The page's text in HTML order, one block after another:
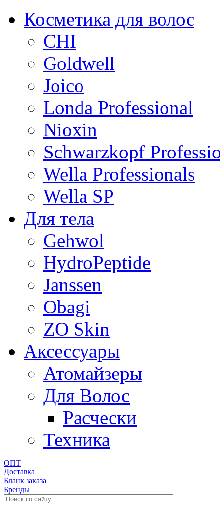
Косметика для волос
CHI
Goldwell
Joico
Londa Professional
Nioxin
Schwarzkopf
Wella Professionals
Wella SP
Для тела
Gehwol
HydroPeptide
Janssen
Obagi
ZO Skin
Aксессуары
Атомайзеры
Для Волос
Расчески
Техника
ОПТ
Доставка
Бланк заказа
Бренды